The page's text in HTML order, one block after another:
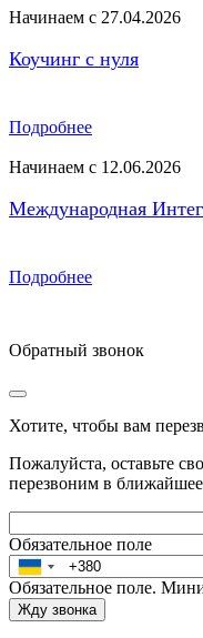
Начинаем с 27.04.2026
Коучинг с нуля
Подробнее
Начинаем с 12.06.2026
Международная
Подробнее
Обратный звонок
Хотите, чтобы вам
Пожалуйста, оставьте
перезвоним в
Обязательное поле
Обязательное поле.
Жду звонка